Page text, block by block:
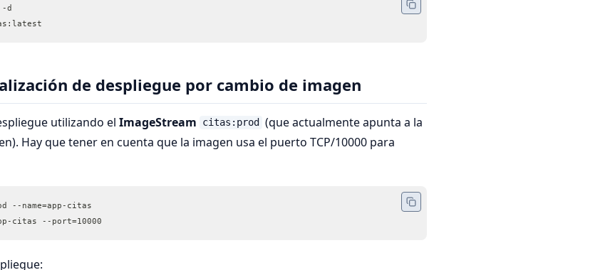
d
de despliegue por cambio de imagen
utilizando el ImageStream citas:prod
(que actualmente apunta a la
Hay que tener en cuenta que la imagen usa el puerto TCP/10000 para
--name=app-citas
citas --port=10000